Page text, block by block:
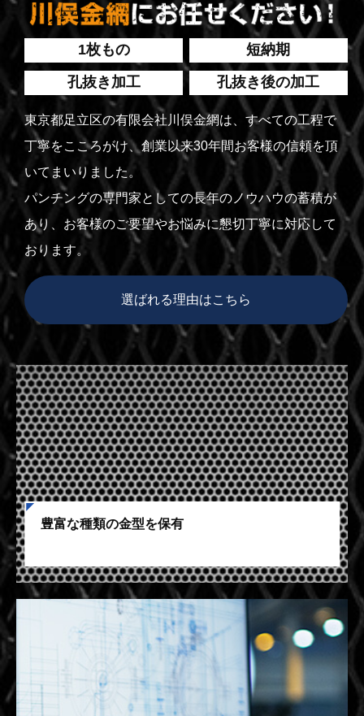
1枚もの
短納期
孔抜き加工
孔抜き後の加工
東京都足立区の有限会社川俣金網は、すべての工程で
丁寧をこころがけ、創業以来30年間お客様の信頼を頂
いてまいりました。
パンチングの専門家としての長年のノウハウの蓄積が
あり、お客様のご要望やお悩みに懇切丁寧に対応して
おります。
選ばれる理由はこちら
豊富な種類の金型を保有